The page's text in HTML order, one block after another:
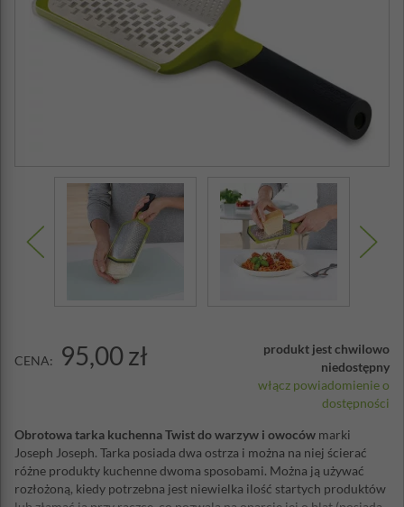
CENA: 95,00 zł
produkt jest chwilowo
niedostępny
włącz powiadomienie o
dostępności
Obrotowa tarka kuchenna Twist do warzyw i owoców marki
Joseph Joseph. Tarka posiada dwa ostrza i można na niej ścierać
różne produkty kuchenne dwoma sposobami. Można ją używać
rozłożoną, kiedy potrzebna jest niewielka ilość startych produktów